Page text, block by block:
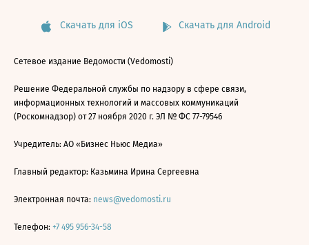
Скачать для iOS Скачать для Android
Сетевое издание Ведомости (Vedomosti)
Решение Федеральной службы по надзору в сфере связи,
информационных технологий и массовых коммуникаций
(Роскомнадзор) от 27 ноября 2020 г. ЭЛ № ФС 77-79546
Учредитель: АО «Бизнес Ньюс Медиа»
Главный редактор: Казьмина Ирина Сергеевна
Электронная почта: news@vedomosti.ru
Телефон: +7 495 956-34-58